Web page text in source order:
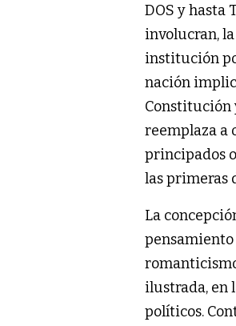
DOS y hasta
involucran,
institución
nación
Constitución
reemplaza a
principados
las primeras
La
pensamiento
ilustrada, en
políticos.